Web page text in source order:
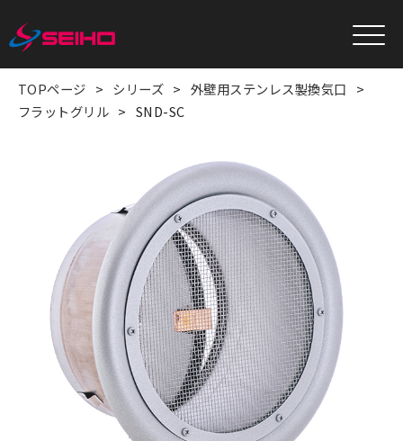
TOPページ シリーズ
外壁用ステンレス製換気口
フラットグリル
SND-SC